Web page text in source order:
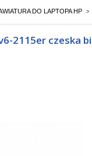
DO LAPTOPA HP >
2115er czeska